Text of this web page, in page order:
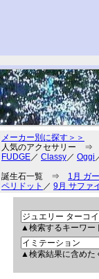
メーカー別に探す＞＞
人気のアクセサリー ⇒
FUDGE／ Classy／ Oggi
誕生石一覧 ⇒ 1月 ガ
ペリドット ／ 9月 サファ
▲検索するキーワー
▲検索結果に含めた